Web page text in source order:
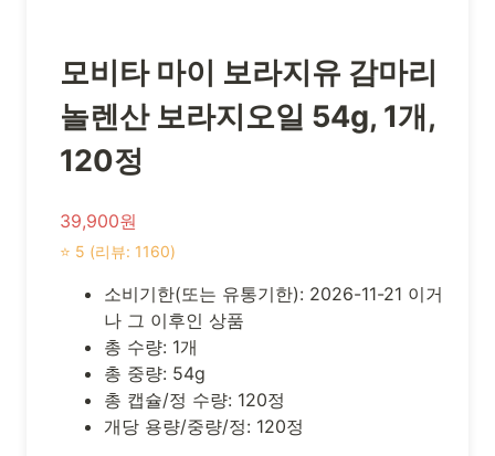
모비타 마이 보라지유 감마리
놀렌산 보라지오일 54g, 1개,
120정
39,900원
⭐ 5 (리뷰: 1160)
소비기한(또는 유통기한): 2026-11-21 이거
나 그 이후인 상품
총 수량: 1개
총 중량: 54g
총 캡슐/정 수량: 120정
개당 용량/중량/정: 120정